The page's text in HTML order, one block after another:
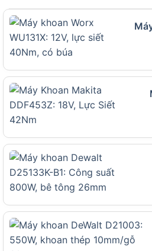
kỹ thuật đáng chú ý gồm 4
tốc độ đập lên đến
13mm Auto Lock Jacobs và
chỉ 1.35 kg, tất cả được
Brushless 21V. Dưới đây là
đầy đủ của máy để người
năng lực vận hành trước khi
thuật của Dekton M21-
chỉ số về động cơ, tốc độ,
kẹp, chức năng và phụ kiện
THÔNG SỐ
GIÁ TRỊ
Thương hiệu
Dekton
Mã sản phẩm
M21-